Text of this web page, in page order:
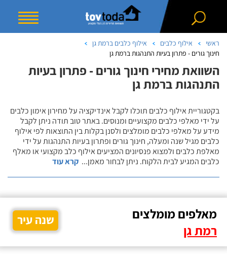
ראשי אילוף כלבים
אילוף כלבים ברמת גן
חינוך גורים - פתרון בעיות התנהגות ברמת גן
השוואת מחירי חינוך גורים - פתרון בעיות
התנהגות ברמת גן
בקטגוריית אילוף כלבים תוכלו לקבל אינדיקציה על מחירון אימון כלבים
על ידי מאלפי כלבים מקצועיים ומנוסים. באתר טוב תודה ניתן לקבל
מידע על מאלפי כלבים מומלצים ולסנן בקלות בין התוצאות לפי אילוף
כלבים מגיל שנה ומעלה, חינוך גורים ופתרון בעיות התנהגות על ידי
מאלפת כלבים ולמצוא פנסיונים המציעים אילוף כלב מקצועי או מאלף
כלבים המגיע לבית הלקוח. ניתן לבחור מאמן... קרא עוד
מאלפים מומלצים
רמת גן
שנה עיר